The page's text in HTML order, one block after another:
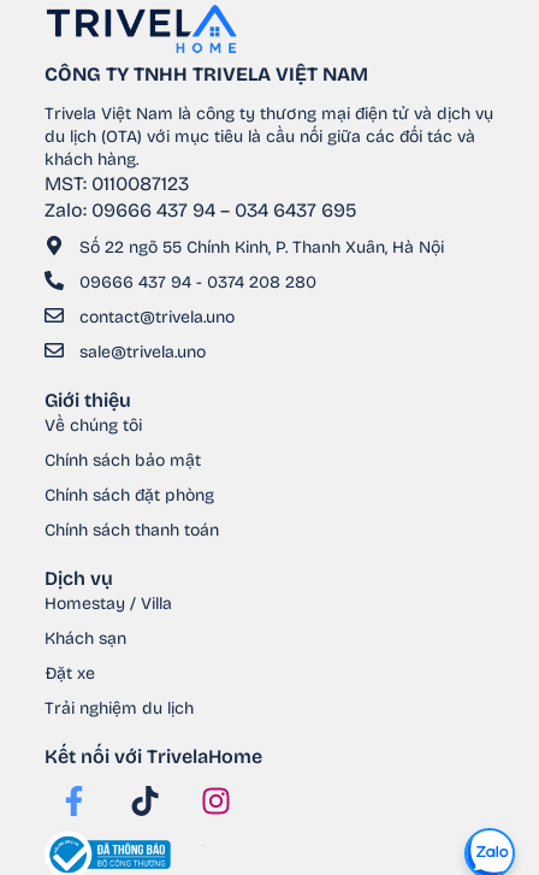
CÔNG TY TNHH TRIVELA VIỆT NAM
Trivela Việt Nam là công ty thương mại điện tử và dịch vụ
du lịch (OTA) với mục tiêu là cầu nối giữa các đối tác và
khách hàng.
MST: 0110087123
Zalo: 09666 437 94 – 034 6437 695
Số 22 ngõ 55 Chính Kinh, P. Thanh Xuân, Hà Nội
09666 437 94 - 0374 208 280
contact@trivela.uno
sale@trivela.uno
Giới thiệu
Về chúng tôi
Chính sách bảo mật
Chính sách đặt phòng
Chính sách thanh toán
Dịch vụ
Homestay / Villa
Khách sạn
Đặt xe
Trải nghiệm du lịch
Kết nối với TrivelaHome